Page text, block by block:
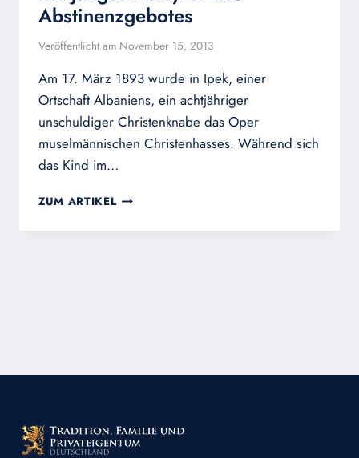
Abstinenzgebotes
Veröffentlicht am November 15, 2013
Am 17. März 1893 wurde in Ipek, einer
Ortschaft Albaniens, ein achtjähriger
unschuldiger Christenknabe das Oper
muselmännischen Christenhasses. Während sich
das Kind im…
ZUM ARTIKEL EIN
MÄRTYRER